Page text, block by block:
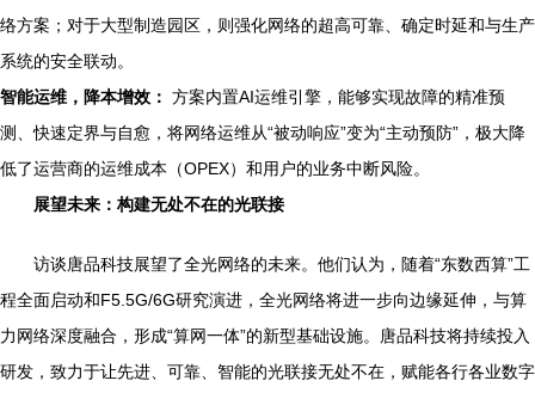
络方案；对于大型制造园区，则强化网络的超高可靠、确定时延和与生产
系统的安全联动。
智能运维，降本增效： 方案内置AI运维引擎，能够实现故障的精准预
测、快速定界与自愈，将网络运维从“被动响应”变为“主动预防”，极大降
低了运营商的运维成本（OPEX）和用户的业务中断风险。
展望未来：构建无处不在的光联接
访谈唐品科技展望了全光网络的未来。他们认为，随着“东数西算”工
程全面启动和F5.5G/6G研究演进，全光网络将进一步向边缘延伸，与算
力网络深度融合，形成“算网一体”的新型基础设施。唐品科技将持续投入
研发，致力于让先进、可靠、智能的光联接无处不在，赋能各行各业数字